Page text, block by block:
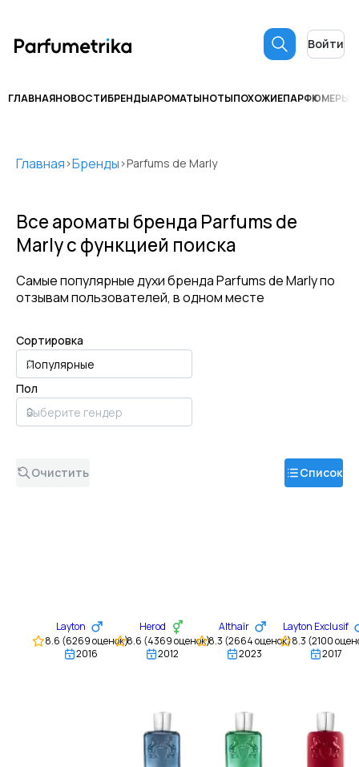
Войти
ГЛАВНАЯНОВОСТИБРЕНДЫАРОМАТЫНОТЫПОХОЖИЕПАРФЮМЕРЫ
Главная >Бренды >Parfums de Marly
Все ароматы брендаParfums de
Marlyс функцией поиска
Самые популярные духи брендаParfums de Marlyпо
отзывам пользователей, в одном месте
Сортировка
Пол
Очистить Список
Layton
8.6 (6269оценок)
2016
Herod
8.6 (4369оценок)
2012
Althaïr
8.3 (2664оценок)
2023
Layton Exclusif
8.3 (2100
2017